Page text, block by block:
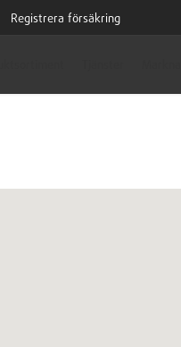
Registrera försäkring